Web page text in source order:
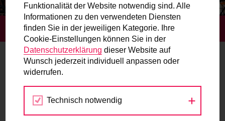
Routenplaner
Mit dem Fahrrad in Wien unterwegs? Hier finden Sie die
beste Route.
Wunschbox
Sie haben ein Anliegen zum Radverkehr? Schreiben Sie
STARTSEITE BLOG
Portrait
Funktionalität der Website notwendig sind. Alle
Informationen zu den verwendeten Diensten
finden Sie in der jeweiligen Kategorie. Ihre
Cookie-Einstellungen können Sie in der
Datenschutzerklärung dieser Website auf
Wunsch jederzeit individuell anpassen oder
widerrufen.
Technisch notwendig